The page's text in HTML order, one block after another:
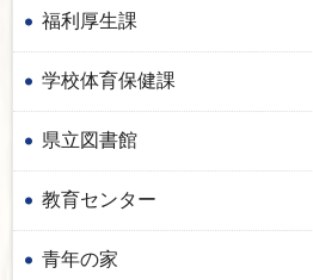
福利厚生課
学校体育保健課
県立図書館
教育センター
青年の家